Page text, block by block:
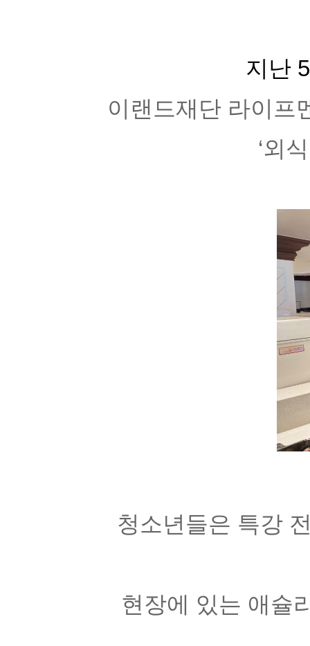
지난
이랜드재단 라이프
‘외
청소년들은 특강
현장에 있는 애슐